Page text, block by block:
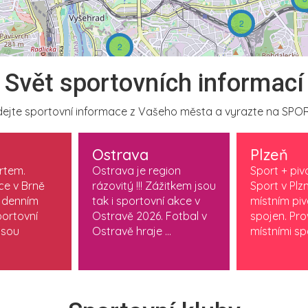
2
2
Svět sportovních informací
sportovní informace z Vašeho města a vyrazte na
v Brně
Ostrava
Ostrava je region
rázovitý !!! Zážitkem jsou
tak i sportovní akce v
Ostravě 2026. Fotbal v
Ostravě hraje ...
Plzeň
Sport +
Sport v
místním
spojen.
místními